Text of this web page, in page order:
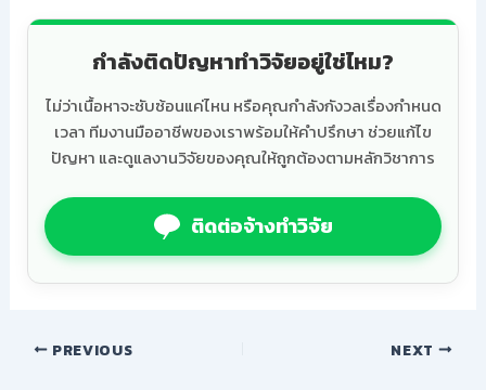
กำลังติดปัญหาทำวิจัยอยู่ใช่ไหม?
ไม่ว่าเนื้อหาจะซับซ้อนแค่ไหน หรือคุณกำลังกังวลเรื่องกำหนด
เวลา ทีมงานมืออาชีพของเราพร้อมให้คำปรึกษา ช่วยแก้ไข
ปัญหา และดูแลงานวิจัยของคุณให้ถูกต้องตามหลักวิชาการ
ติดต่อจ้างทำวิจัย
PREVIOUS NEXT